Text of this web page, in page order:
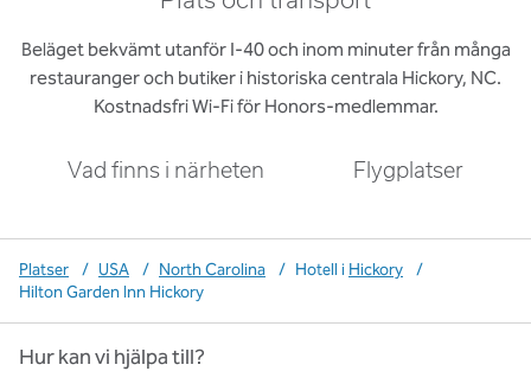
Beläget bekvämt utanför I-40 och inom minuter från många
restauranger och butiker i historiska centrala Hickory, NC.
Kostnadsfri Wi-Fi för Honors-medlemmar.
Vad finns i närheten Flygplatser
Platser / USA / North Carolina / Hotell i Hickory
/
Hilton Garden Inn Hickory
Hur kan vi hjälpa till?